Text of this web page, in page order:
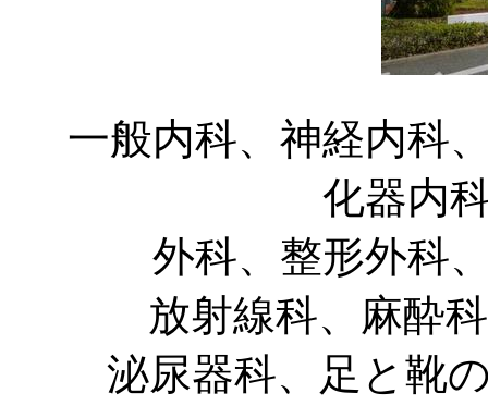
一般内科、神経内科
化器内
外科、整形外科
放射線科、麻酔
泌尿器科、足と靴